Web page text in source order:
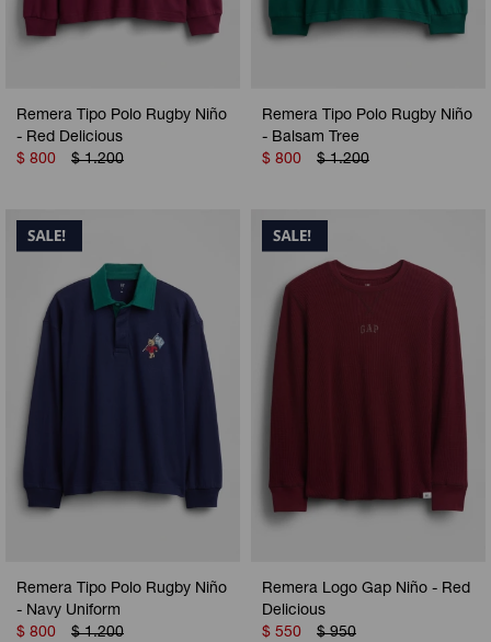
Remera Tipo Polo Rugby Niño
- Red Delicious
$ 800 $ 1.200
Remera Tipo Polo Rugby Niño
- Balsam Tree
$ 800 $ 1.200
Remera Tipo Polo Rugby Niño
- Navy Uniform
$ 800 $ 1.200
Remera Logo Gap Niño - Red
Delicious
$ 550 $ 950